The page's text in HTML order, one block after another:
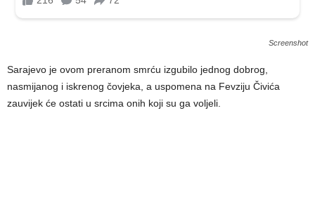
Screenshot
Sarajevo je ovom preranom smrću izgubilo jednog dobrog,
nasmijanog i iskrenog čovjeka, a uspomena na Fevziju Čivića
zauvijek će ostati u srcima onih koji su ga voljeli.